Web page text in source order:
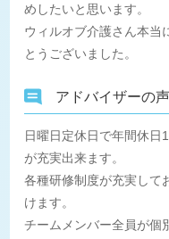
めしたいと思います。
ウィルオブ介護さん本当
とうございました。
アドバイザーの声
日曜日定休日で年間休日
が充実出来ます。
各種研修制度が充実して
けます。
チームメンバー全員が個